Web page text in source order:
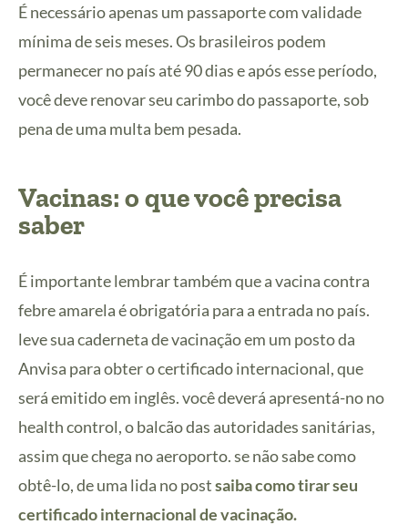
É necessário apenas um passaporte com validade
mínima de seis meses. Os brasileiros podem
permanecer no país até 90 dias e após esse período,
você deve renovar seu carimbo do passaporte, sob
pena de uma multa bem pesada.
Vacinas: o que você precisa
saber
É importante lembrar também que a vacina contra
febre amarela é obrigatória para a entrada no país.
leve sua caderneta de vacinação em um posto da
Anvisa para obter o certificado internacional, que
será emitido em inglês. você deverá apresentá-no no
health control, o balcão das autoridades sanitárias,
assim que chega no aeroporto. se não sabe como
obtê-lo, de uma lida no postsaiba como tirar seu
certificado internacional de vacinação.